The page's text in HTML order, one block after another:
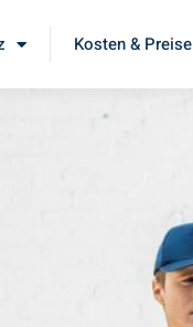
Kosten & Preise